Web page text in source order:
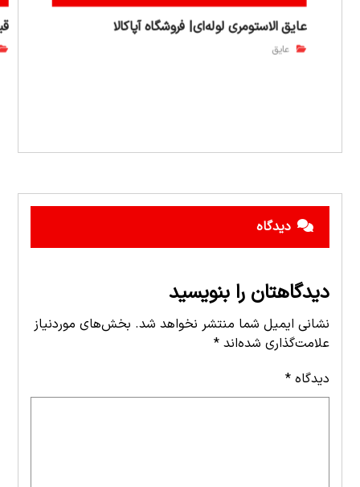
عایق الاستومری لوله‌ای| فروشگاه آپاکالا
عایق
دیدگاه
دیدگاهتان را بنویسید
نشانی ایمیل شما منتشر نخواهد شد. بخش‌های موردنیاز
علامت‌گذاری شده‌اند*
دیدگاه*